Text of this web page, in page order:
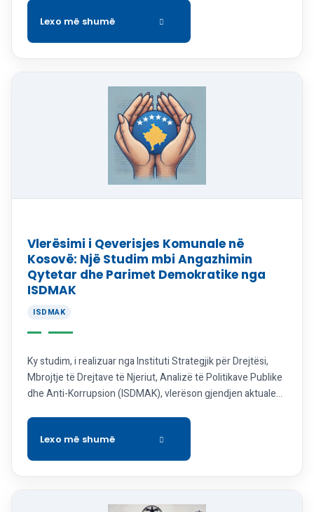
identifikon trendet kryesore, sfidat dhe mundësitë për
përmirësimin e mbrojtjes së të drejtave të pakicave. Gjetjet
synojnë të informojnë […]
Vlerësimi i Qeverisjes Komunale në
Kosovë: Një Studim mbi Angazhimin
Qytetar dhe Parimet Demokratike nga
ISDMAK
ISDMAK
Ky studim, i realizuar nga Instituti Strategjik për Drejtësi,
Mbrojtje të Drejtave të Njeriut, Analizë të Politikave Publike
dhe Anti-Korrupsion (ISDMAK), vlerëson gjendjen aktuale
angazhimin qytetar dhe zbatimin e parimeve demokratike.
Duke analizuar të dhëna nga të gjitha komunat e vendit, ky
hulumtim identifikon trendet […]